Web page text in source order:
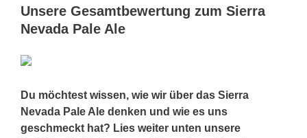
Unsere Gesamtbewertung zum Sierra
Nevada Pale Ale
Du möchtest wissen, wie wir über das Sierra
Nevada Pale Ale denken und wie es uns
geschmeckt hat? Lies weiter unten unsere